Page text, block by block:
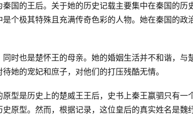
国的王后。关于她的历史记载主要集中在秦国的历
个极其特殊且充满传奇色彩的人物。她在秦国的政
时也是楚怀王的母亲。她的婚姻生活并不和谐，与
她的宠妃和庶子，对他们的打压残酷无情。
型是历史上的楚威王王后，史书上秦王嬴驷只有一
原型。然而，根据记录，这位皇后的真实姓名是魏纾